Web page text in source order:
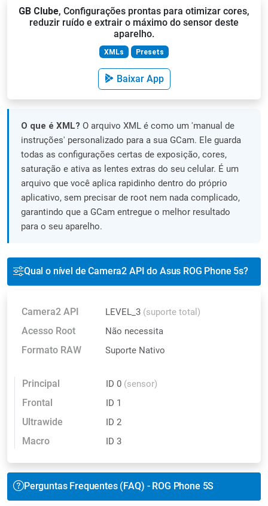
GB Clube, Configurações prontas para otimizar cores,
reduzir ruído e extrair o máximo do sensor deste
aparelho.
XMLs Presets
Baixar App
O que é XML? O arquivo XML é como um 'manual de
instruções' personalizado para a sua GCam. Ele guarda
todas as configurações certas de exposição, cores,
saturação e ativa as lentes extras do seu celular. É um
arquivo que você aplica rapidinho dentro do próprio
aplicativo, sem precisar de root nem nada complicado,
garantindo que a GCam entregue o melhor resultado
para o seu aparelho.
Qual o nível de Camera2 API do Asus ROG Phone 5s?
Camera2 API LEVEL_3 (suporte total)
Acesso Root Não necessita
Formato RAW Suporte Nativo
Principal ID 0 (sensor)
Frontal ID 1
Ultrawide ID 2
Macro ID 3
Perguntas Frequentes (FAQ) - ROG Phone 5S